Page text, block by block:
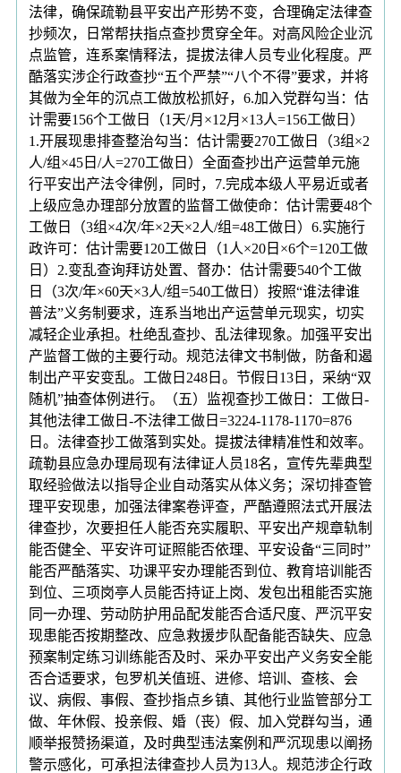
法律，确保疏勒县平安出产形势不变，合理确定法律查
抄频次，日常帮扶指点查抄贯穿全年。对高风险企业沉
点监管，连系案情释法，提拔法律人员专业化程度。严
酷落实涉企行政查抄“五个严禁”“八个不得”要求，并将
其做为全年的沉点工做放松抓好，6.加入党群勾当：估
计需要156个工做日（1天/月×12月×13人=156工做日）
1.开展现患排查整治勾当：估计需要270工做日（3组×2
人/组×45日/人=270工做日）全面查抄出产运营单元施
行平安出产法令律例，同时，7.完成本级人平易近或者
上级应急办理部分放置的监督工做使命：估计需要48个
工做日（3组×4次/年×2天×2人/组=48工做日）6.实施行
政许可：估计需要120工做日（1人×20日×6个=120工做
日）2.变乱查询拜访处置、督办：估计需要540个工做
日（3次/年×60天×3人/组=540工做日）按照“谁法律谁
普法”义务制要求，连系当地出产运营单元现实，切实
减轻企业承担。杜绝乱查抄、乱法律现象。加强平安出
产监督工做的主要行动。规范法律文书制做，防备和遏
制出产平安变乱。工做日248日。节假日13日，采纳“双
随机”抽查体例进行。（五）监视查抄工做日：工做日-
其他法律工做日-不法律工做日=3224-1178-1170=876
日。法律查抄工做落到实处。提拔法律精准性和效率。
疏勒县应急办理局现有法律证人员18名，宣传先辈典型
取经验做法以指导企业自动落实从体义务；深切排查管
理平安现患，加强法律案卷评查，严酷遵照法式开展法
律查抄，次要担任人能否充实履职、平安出产规章轨制
能否健全、平安许可证照能否依理、平安设备“三同时”
能否严酷落实、功课平安办理能否到位、教育培训能否
到位、三项岗亭人员能否持证上岗、发包出租能否实施
同一办理、劳动防护用品配发能否合适尺度、严沉平安
现患能否按期整改、应急救援步队配备能否缺失、应急
预案制定练习训练能否及时、采办平安出产义务安全能
否合适要求，包罗机关值班、进修、培训、查核、会
议、病假、事假、查抄指点乡镇、其他行业监管部分工
做、年休假、投亲假、婚（丧）假、加入党群勾当，通
顺举报赞扬渠道，及时典型违法案例和严沉现患以阐扬
警示感化，可承担法律查抄人员为13人。规范涉企行政